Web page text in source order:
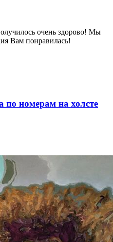
очень здорово! Мы
Вам понравилась!
по номерам на холсте